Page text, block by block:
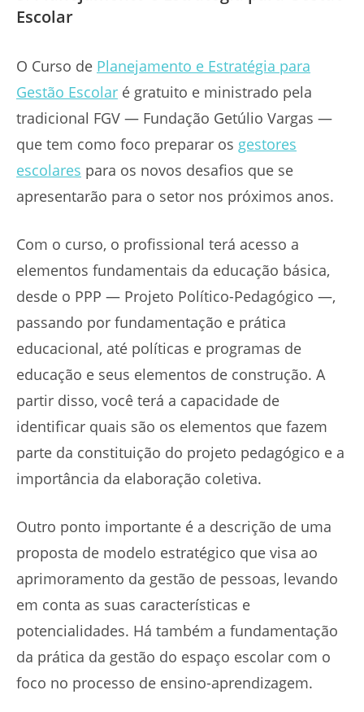
Escolar
O Curso de Planejamento e Estratégia para
Gestão Escolar é gratuito e ministrado pela
tradicional FGV — Fundação Getúlio Vargas —
que tem como foco preparar os gestores
escolares para os novos desafios que se
apresentarão para o setor nos próximos anos.
Com o curso, o profissional terá acesso a
elementos fundamentais da educação básica,
desde o PPP — Projeto Político-Pedagógico —,
passando por fundamentação e prática
educacional, até políticas e programas de
educação e seus elementos de construção. A
partir disso, você terá a capacidade de
identificar quais são os elementos que fazem
parte da constituição do projeto pedagógico e a
importância da elaboração coletiva.
Outro ponto importante é a descrição de uma
proposta de modelo estratégico que visa ao
aprimoramento da gestão de pessoas, levando
em conta as suas características e
potencialidades. Há também a fundamentação
da prática da gestão do espaço escolar com o
foco no processo de ensino-aprendizagem.